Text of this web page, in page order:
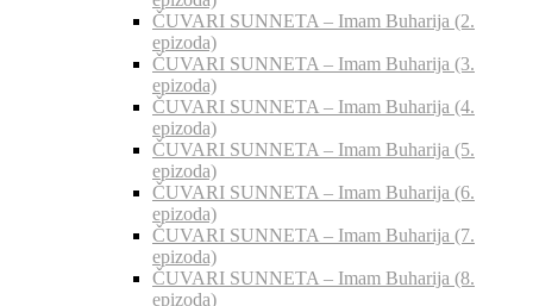
ČUVARI SUNNETA – Imam Buharija (2.
epizoda)
ČUVARI SUNNETA – Imam Buharija (3.
epizoda)
ČUVARI SUNNETA – Imam Buharija (4.
epizoda)
ČUVARI SUNNETA – Imam Buharija (5.
epizoda)
ČUVARI SUNNETA – Imam Buharija (6.
epizoda)
ČUVARI SUNNETA – Imam Buharija (7.
epizoda)
ČUVARI SUNNETA – Imam Buharija (8.
epizoda)